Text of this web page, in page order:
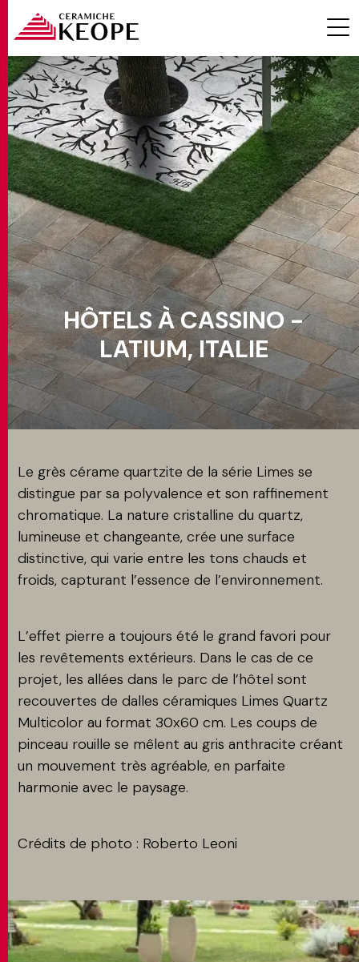
PROJETS
MAGAZINE
CONTACTS
MATCH APP
RECHERCHE
ESPACE RÉSERVÉ
HÔTELS À CASSINO -
LATIUM, ITALIE
Le grès cérame quartzite de la série Limes se
distingue par sa polyvalence et son raffinement
chromatique. La nature cristalline du quartz,
lumineuse et changeante, crée une surface
distinctive, qui varie entre les tons chauds et
froids, capturant l’essence de l’environnement.
L’effet pierre a toujours été le grand favori pour
les revêtements extérieurs. Dans le cas de ce
projet, les allées dans le parc de l’hôtel sont
recouvertes de dalles céramiques Limes Quartz
Multicolor au format 30x60 cm. Les coups de
pinceau rouille se mêlent au gris anthracite créant
un mouvement très agréable, en parfaite
harmonie avec le paysage.
Crédits de photo : Roberto Leoni